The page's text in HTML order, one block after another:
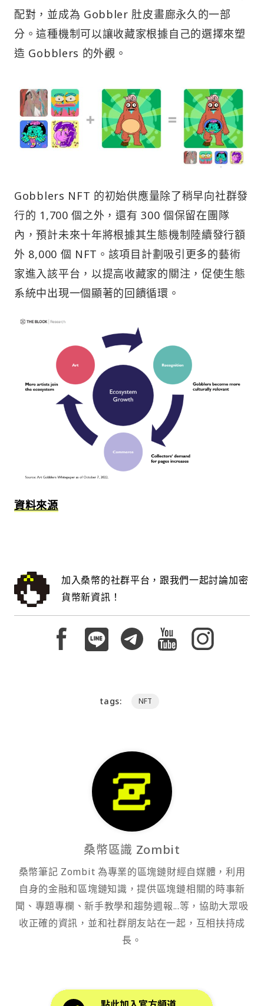
配對，並成為 Gobbler 肚皮畫廊永久的一部
分。這種機制可以讓收藏家根據自己的選擇來塑
造 Gobblers 的外觀。
Gobblers NFT 的初始供應量除了稍早向社群發
行的 1,700 個之外，還有 300 個保留在團隊
內，預計未來十年將根據其生態機制陸續發行額
外 8,000 個 NFT。該項目計劃吸引更多的藝術
家進入該平台，以提高收藏家的關注，促使生態
系統中出現一個顯著的回饋循環。
資料來源
加入桑幣的社群平台，跟我們一起討論加密
貨幣新資訊！
tags: NFT
桑幣區識 Zombit
桑幣筆記 Zombit 為專業的區塊鏈財經自媒體，利用
自身的金融和區塊鏈知識，提供區塊鏈相關的時事新
聞、專題專欄、新手教學和趨勢週報...等，協助大眾吸
收正確的資訊，並和社群朋友站在一起，互相扶持成
長。